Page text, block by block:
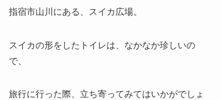
指宿市山川にある、スイカ広場。
スイカの形をしたトイレは、なかなか珍しいの
で、
旅行に行った際、立ち寄ってみてはいかがでしょ